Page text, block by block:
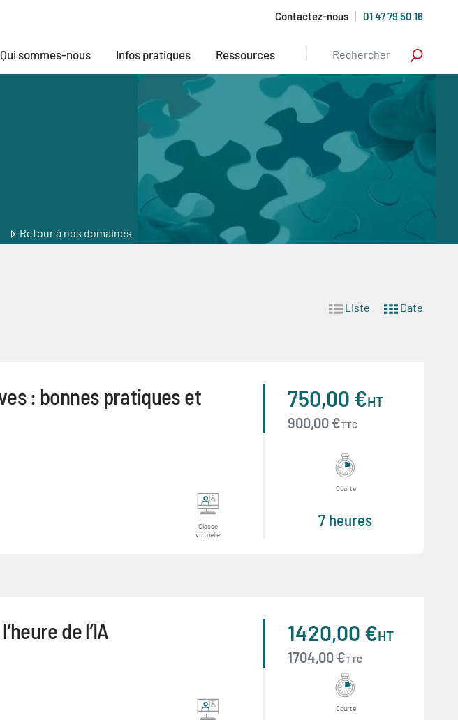
Contactez-nous 01 47 79 50 16
Qui sommes-nous Infos pratiques Ressources
Retour à nos domaines
Liste Date
: bonnes pratiques et
Classe
virtuelle
750,00 €HT
900,00 €TTC
Courte
7 heures
de l’IA 1420,00 €HT
1704,00 €TTC
Courte